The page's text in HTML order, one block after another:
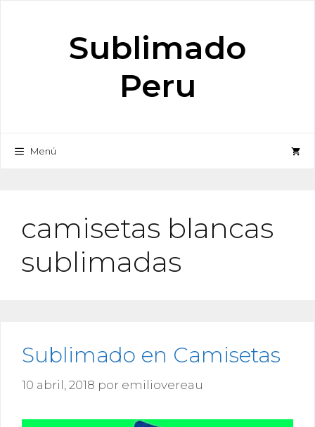
Sublimado
Peru
Menú
camisetas blancas
sublimadas
Sublimado en Camisetas
10 abril, 2018 por emiliovereau